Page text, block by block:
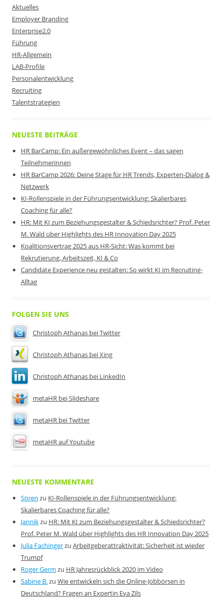
Aktuelles
Employer Branding
Enterprise2.0
Führung
HR-Allgemein
LAB-Profile
Personalentwicklung
Recruiting
Talentstrategien
NEUESTE BEITRÄGE
HR BarCamp: Ein außergewöhnliches Event – das sagen
Teilnehmerinnen
HR BarCamp 2026: Deine Stage für HR Trends, Experten-Dialog &
Netzwerk
KI-Rollenspiele in der Führungsentwicklung: Skalierbares
Coaching für alle?
HR: Mit KI zum Beziehungsgestalter & Schiedsrichter? Prof. Peter
M. Wald über Highlights des HR Innovation Day 2025
Koalitionsvertrag 2025 aus HR-Sicht: Was kommt bei
Rekrutierung, Arbeitszeit, KI & Co
Candidate Experience neu gestalten: So wirkt KI im Recruiting-
Alltag
FOLGEN SIE UNS
Christoph Athanas bei Twitter
Christoph Athanas bei Xing
Christoph Athanas bei LinkedIn
metaHR bei Slideshare
metaHR bei Twitter
metaHR auf Youtube
NEUESTE KOMMENTARE
Sören zu KI-Rollenspiele in der Führungsentwicklung:
Skalierbares Coaching für alle?
Jannikzu HR: Mit KI zum Beziehungsgestalter & Schiedsrichter?
Prof. Peter M. Wald über Highlights des HR Innovation Day 2025
Julia Fachingerzu Arbeitgeberattraktivität: Sicherheit ist wieder
Trumpf
Roger Germ zu HR Jahresrückblick 2020 im Video
Sabine B.zu Wie entwickeln sich die Online-Jobbörsen in
Deutschland? Fragen an Expertin Eva Zils